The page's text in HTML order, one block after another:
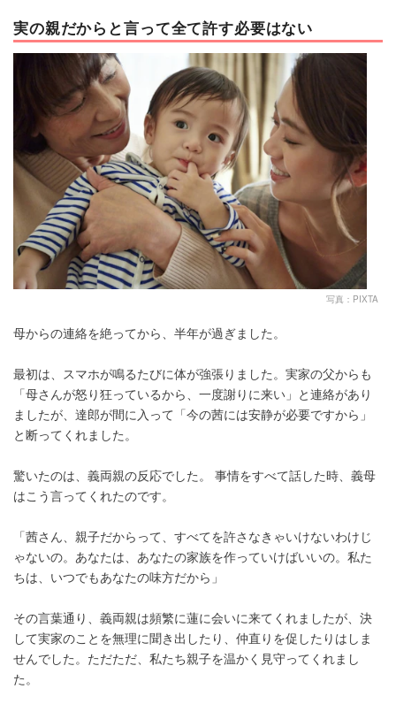
実の親だからと言って全て許す必要はない
写真：PIXTA
母からの連絡を絶ってから、半年が過ぎました。
最初は、スマホが鳴るたびに体が強張りました。実家の父からも
「母さんが怒り狂っているから、一度謝りに来い」と連絡があり
ましたが、達郎が間に入って「今の茜には安静が必要ですから」
と断ってくれました。
驚いたのは、義両親の反応でした。 事情をすべて話した時、義母
はこう言ってくれたのです。
「茜さん、親子だからって、すべてを許さなきゃいけないわけじ
ゃないの。あなたは、あなたの家族を作っていけばいいの。私た
ちは、いつでもあなたの味方だから」
その言葉通り、義両親は頻繁に蓮に会いに来てくれましたが、決
して実家のことを無理に聞き出したり、仲直りを促したりはしま
せんでした。ただただ、私たち親子を温かく見守ってくれまし
た。